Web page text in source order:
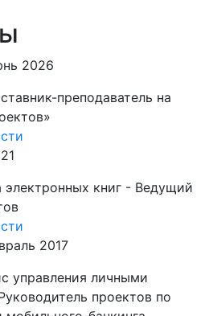
2026
преподаватель на
электронных книг - Ведущий
2017
личными
проектов по